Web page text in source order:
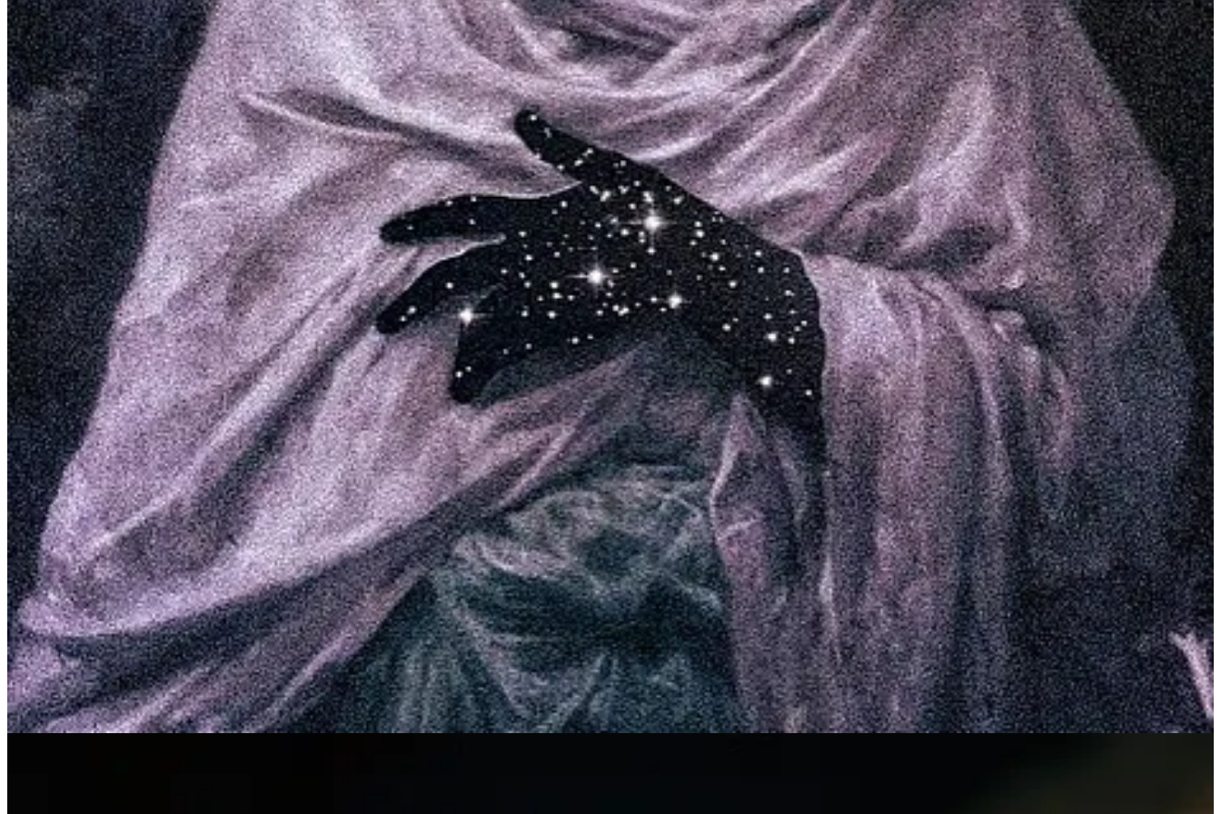
Crea tu Substack
Descargar la app
Substackes el hogar de la gran cultura